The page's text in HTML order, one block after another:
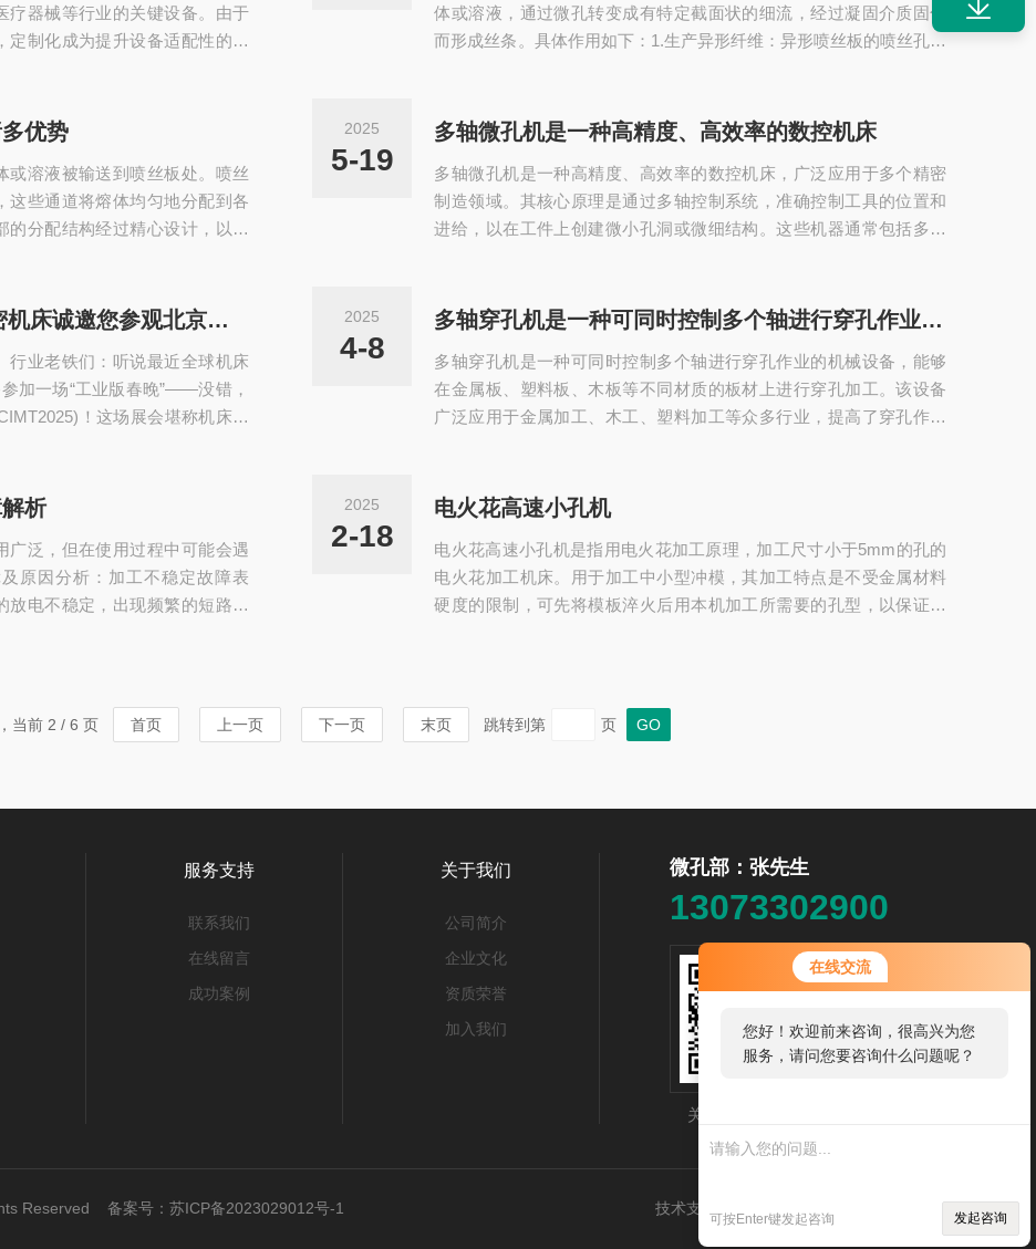
在线交流
您好！欢迎前来咨询，很高兴为您
服务，请问您要咨询什么问题呢？
可按Enter键发起咨询 发起咨询
疗器械等行业的关键设备。由于
定制化成为提升设备适配性的重
前需完成的核心准备工作。明
础依据。需重点明确孔径范围...
体或溶液，通过微孔转变成有特定截面状的细流，经过凝固介质固化
而形成丝条。具体作用如下：1.生产异形纤维：异形喷丝板的喷丝孔具
状的细流，经过凝固介质固化后，可生产出纤维截面为非圆形的异形
势。例如，异形纤维的表面不易形成漫反射，使得所制得的织...
优势
或溶液被输送到喷丝板处。喷丝
这些通道将熔体均匀地分配到各
的分配结构经过精心设计，以确
截面形状，例如三角形、三叶
环境，通常是通过吹风冷却等...
2025
5-19
多轴微孔机是一种高精度、高效率的数控机床
多轴微孔机是一种高精度、高效率的数控机床，广泛应用于多个精密
制造领域。其核心原理是通过多轴控制系统，准确控制工具的位置和
进给，以在工件上创建微小孔洞或微细结构。这些机器通常包括多个
微加工技术。利用电火花放电原理，通过准确控制电极与工件之间的
工硬度高、韧性强的材料，如硬质合金、陶瓷等。此外，还可以配备...
CIMT2025预告 |新极电精密机床诚邀您参观北京中国国际机床展
行业老铁们：听说最近全球机床
加一场“工业版春晚”——没错，
！这场展会堪称机床界
界组CP”，上演一场“科技与狠
2025
4-8
多轴穿孔机是一种可同时控制多个轴进行穿孔作业的机械设备
多轴穿孔机是一种可同时控制多个轴进行穿孔作业的机械设备，能够
在金属板、塑料板、木板等不同材质的板材上进行穿孔加工。该设备
广泛应用于金属加工、木工、塑料加工等众多行业，提高了穿孔作业
确控制，如轴的转速、进给速度、穿孔深度等。传动系统则负责将动
过程中，刀具安装在轴上，直接对工件进行穿孔作业。每个轴都可以...
析
广泛，但在使用过程中可能会遇
原因分析：加工不稳定故障表
放电不稳定，出现频繁的短路、
极制造精度低等，也可能导致加
固或偏心，在加工过程中...
2025
2-18
电火花高速小孔机
电火花高速小孔机是指用电火花加工原理，加工尺寸小于5mm的孔的
电火花加工机床。用于加工中小型冲模，其加工特点是不受金属材料
硬度的限制，可先将模板淬火后用本机加工所需要的孔型，以保证质
孔，深度也只能加工350mm。是普遍应用的，另外一种是气体穿孔
机，经过铜棒小孔的介质采用的是气体，所以不易被堵塞...
当前 2 / 6 页 首页 上一页 下一页 末页 跳转到第 页
微孔部：张先生
13073302900
关注微信公众号
服务支持
联系我们
在线留言
成功案例
关于我们
公司简介
企业文化
资质荣誉
加入我们
Reserved 备案号： 苏ICP备2023029012号-1 技术支持： sitemap.xml